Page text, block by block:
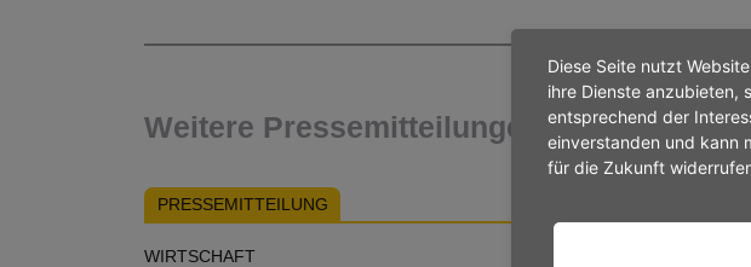
Weitere Pressemitteilungen zum Thema
PRESSEMITTEILUNG
WIRTSCHAFT
Diese Seite nutzt
ihre Dienste anzubieten,
entsprechend der
einverstanden und kann
für die Zukunft